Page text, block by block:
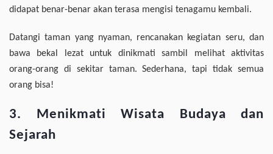
didapat benar-benar akan terasa mengisi tenagamu kembali.
Datangi taman yang nyaman, rencanakan kegiatan seru, dan
bawa bekal lezat untuk dinikmati sambil melihat aktivitas
orang-orang di sekitar taman. Sederhana, tapi tidak semua
orang bisa!
3. Menikmati Wisata Budaya dan
Sejarah